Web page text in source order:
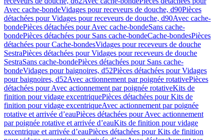
Avec cache-bondeVidages pour receveurs de douche, d90Pièces
détachées pour Vidages pour receveurs de douche, d90Avec cache-
bondePièces détachées pour Avec cache-bondeSans cache-
bondePièces détachées pour Sans cache-bondeCache-bondesPièces
détachées pour Cache-bondesVidages pour receveurs de douche
SestraPièces détachées pour Vidages pour receveurs de douche
SestraSans cache-bondePièces détachées pour Sans cache-
bondeVidages pour baignoires, d52Pièces détachées pour Vidages
pour baignoires, d52Avec actionnement par poignée rotativePièces
détachées pour Avec actionnement par poignée rotativeKits de
finition pour vidage excentriquePièces détachées pour Kits de
finition pour vidage excentriqueAvec actionnement par poignée
rotative et arrivée d’eauPièces détachées pour Avec actionnement
par poignée rotative et arrivée d’eauKits de finition pour vidage
excentrique et arrivée d’eauPièces détachées pour Kits de finition